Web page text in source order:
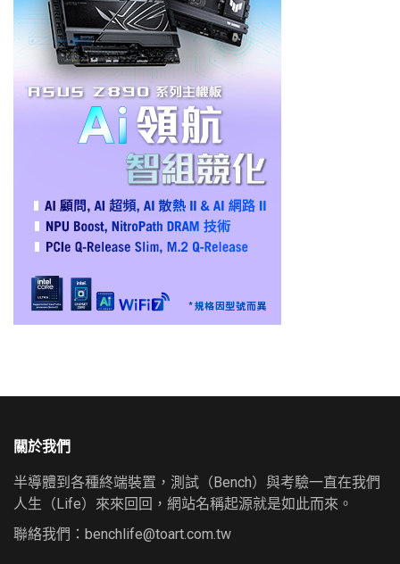
關於我們
半導體到各種終端裝置，測試（Bench）與考驗一直在我們
人生（Life）來來回回，網站名稱起源就是如此而來。
聯絡我們： benchlife@toart.com.tw